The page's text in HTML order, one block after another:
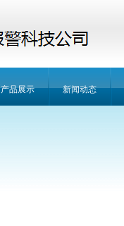
产品展示 新闻动态